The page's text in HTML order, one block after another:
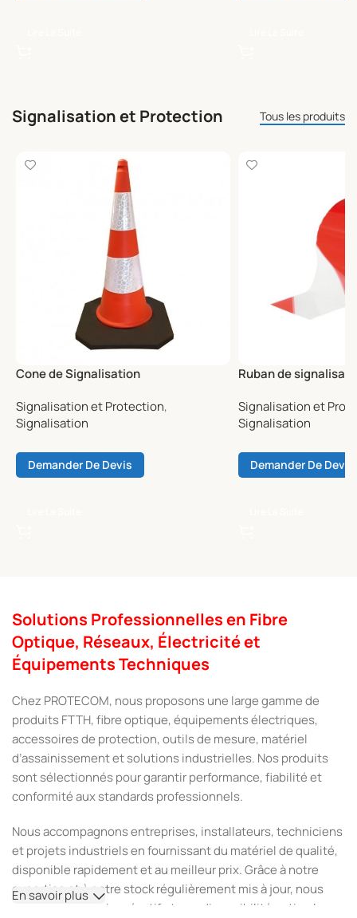
Signalisation et Protection Tous les produits
Cone de Signalisation
Signalisation et Protection,
Signalisation
Demander De Devis
Ruban de
Signalisation et
Signalisation
Demander De Devis
Solutions Professionnelles en Fibre
Optique, Réseaux, Électricité et
Équipements Techniques
Chez PROTECOM, nous proposons une large gamme de
produits FTTH, fibre optique, équipements électriques,
accessoires de protection, outils de mesure, matériel
d’assainissement et solutions industrielles. Nos produits
sont sélectionnés pour garantir performance, fiabilité et
conformité aux standards professionnels.
Nous accompagnons entreprises, installateurs, techniciens
et projets industriels en fournissant du matériel de qualité,
disponible rapidement et au meilleur prix. Grâce à notre
expertise et à notre stock régulièrement mis à jour, nous
assurons un service réactif et une disponibilité optimale
En savoir plus